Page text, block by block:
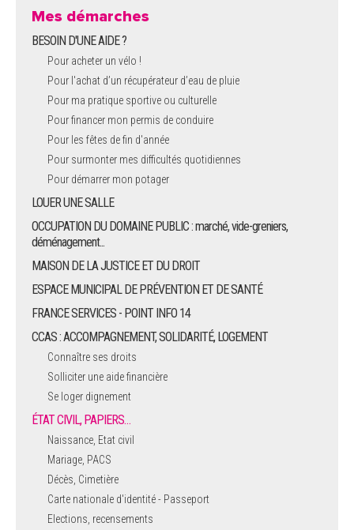
Mes démarches
BESOIN D'UNE AIDE ?
Pour acheter un vélo !
Pour l'achat d’un récupérateur d’eau de pluie
Pour ma pratique sportive ou culturelle
Pour financer mon permis de conduire
Pour les fêtes de fin d'année
Pour surmonter mes difficultés quotidiennes
Pour démarrer mon potager
LOUER UNE SALLE
OCCUPATION DU DOMAINE PUBLIC : marché, vide-greniers,
déménagement...
MAISON DE LA JUSTICE ET DU DROIT
ESPACE MUNICIPAL DE PRÉVENTION ET DE SANTÉ
FRANCE SERVICES - POINT INFO 14
CCAS : ACCOMPAGNEMENT, SOLIDARITÉ, LOGEMENT
Connaître ses droits
Solliciter une aide financière
Se loger dignement
ÉTAT CIVIL, PAPIERS…
Naissance, Etat civil
Mariage, PACS
Décès, Cimetière
Carte nationale d'identité - Passeport
Elections, recensements
DEMANDE DE PRÊT DE MATERIEL
FICHE D'ORGANISATION MANIFESTATION
PLAN D'ACTION MUNICIPAL
ARRÊTÉS MUNICIPAUX